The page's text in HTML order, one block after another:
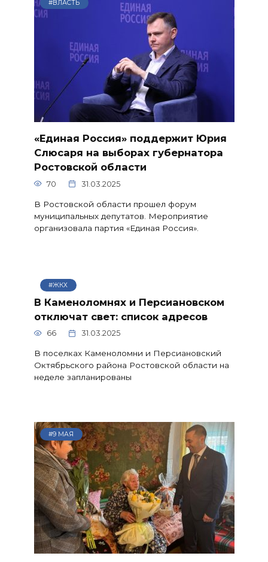
#ВЛАСТЬ
«Единая Россия» поддержит Юрия
Слюсаря на выборах губернатора
Ростовской области
70 31.03.2025
В Ростовской области прошел форум
муниципальных депутатов. Мероприятие
организовала партия «Единая Россия».
#ЖКХ
В Каменоломнях и Персиановском
отключат свет: список адресов
66 31.03.2025
В поселках Каменоломни и Персиановский
Октябрьского района Ростовской области на
неделе запланированы
#9 МАЯ